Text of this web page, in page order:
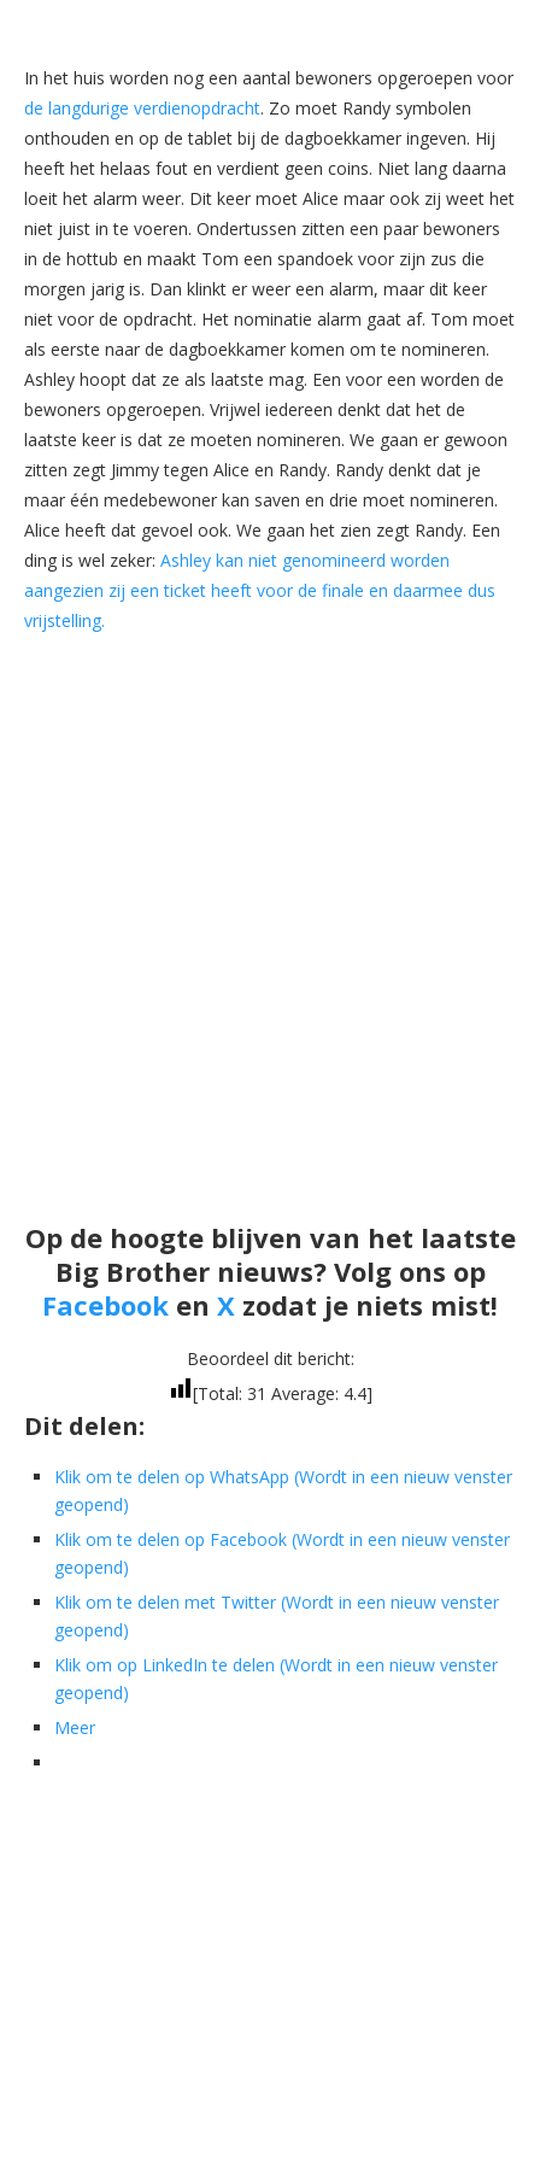
In het huis worden nog een aantal bewoners opgeroepen voor
de langdurige verdienopdracht. Zo moet Randy symbolen
onthouden en op de tablet bij de dagboekkamer ingeven. Hij
heeft het helaas fout en verdient geen coins. Niet lang daarna
loeit het alarm weer. Dit keer moet Alice maar ook zij weet het
niet juist in te voeren. Ondertussen zitten een paar bewoners
in de hottub en maakt Tom een spandoek voor zijn zus die
morgen jarig is. Dan klinkt er weer een alarm, maar dit keer
niet voor de opdracht. Het nominatie alarm gaat af. Tom moet
als eerste naar de dagboekkamer komen om te nomineren.
Ashley hoopt dat ze als laatste mag. Een voor een worden de
bewoners opgeroepen. Vrijwel iedereen denkt dat het de
laatste keer is dat ze moeten nomineren. We gaan er gewoon
zitten zegt Jimmy tegen Alice en Randy. Randy denkt dat je
maar één medebewoner kan saven en drie moet nomineren.
Alice heeft dat gevoel ook. We gaan het zien zegt Randy. Een
ding is wel zeker: Ashley kan niet genomineerd worden
aangezien zij een ticket heeft voor de finale en daarmee dus
vrijstelling.
Op de hoogte blijven van het laatste
Big Brother nieuws? Volg ons op
Facebook en X zodat je niets mist!
Beoordeel dit bericht:
[Total: 31 Average: 4.4]
Dit delen:
Klik om te delen op WhatsApp (Wordt in een nieuw venster
geopend)
Klik om te delen op Facebook (Wordt in een nieuw venster
geopend)
Klik om te delen met Twitter (Wordt in een nieuw venster
geopend)
Klik om op LinkedIn te delen (Wordt in een nieuw venster
geopend)
Meer